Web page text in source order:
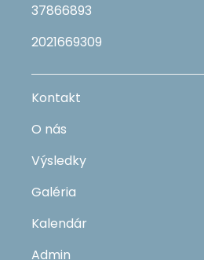
37866893
2021669309
Kontakt
O nás
Výsledky
Galéria
Kalendár
Admin